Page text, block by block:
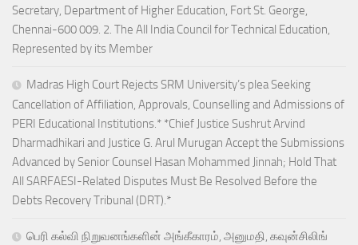
Secretary, Department of Higher Education, Fort St. George,
Chennai-600 009. 2. The All India Council for Technical Education,
Represented by its Member
Madras High Court Rejects SRM University’s plea Seeking
Cancellation of Affiliation, Approvals, Counselling and Admissions of
PERI Educational Institutions.* *Chief Justice Sushrut Arvind
Dharmadhikari and Justice G. Arul Murugan Accept the Submissions
Advanced by Senior Counsel Hasan Mohammed Jinnah; Hold That
All SARFAESI-Related Disputes Must Be Resolved Before the
Debts Recovery Tribunal (DRT).*
பெரி கல்வி நிறுவனங்களின் அங்கீகாரம், அனுமதி, கவுன்சிலிங்